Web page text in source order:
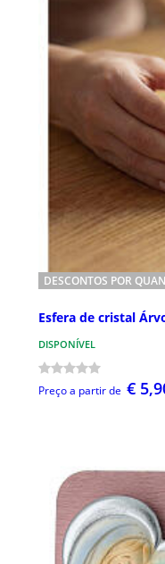
DESCONTOS POR
Esfera de cristal
DISPONÍVEL
Preço a partir de €